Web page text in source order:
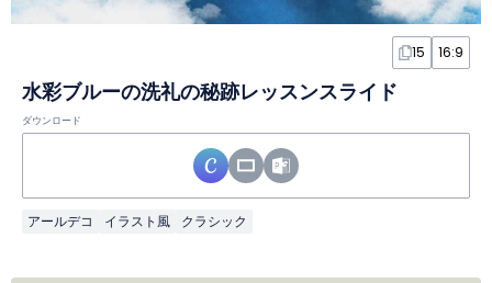
15 16:9
水彩ブルーの洗礼の秘跡レッスンスライド
ダウンロード
アールデコ イラスト風 クラシック